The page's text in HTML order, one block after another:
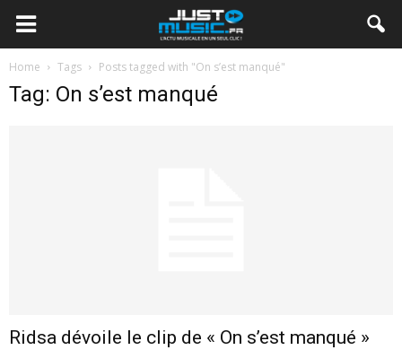
Home Tags Posts tagged with "On s’est manqué"
Tag: On s’est manqué
Ridsa dévoile le clip de « On s’est manqué »